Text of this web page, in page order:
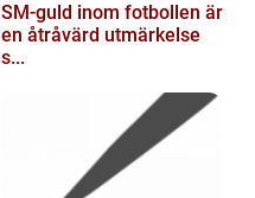
SM-guld inom fotbollen är
en åtråvärd utmärkelse
s...